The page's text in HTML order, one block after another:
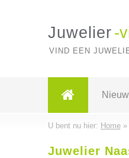
Juwelier -
VIND EEN
U bent nu hier: Home»
Juwelier